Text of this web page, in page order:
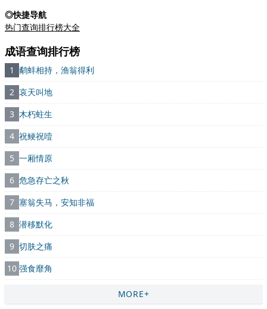
◎快捷导航
热门查询排行榜大全
成语查询排行榜
1 鹬蚌相持，渔翁得利
2 哀天叫地
3 木朽蛀生
4 祝鲠祝噎
5 一厢情原
6 危急存亡之秋
7 塞翁失马，安知非福
8 潜移默化
9 切肤之痛
10 强食靡角
MORE+